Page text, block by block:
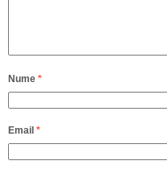
Nume *
Email *